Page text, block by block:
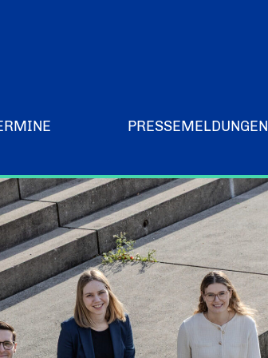
PRESSEMELDUNGEN
Merchandising-Klamotten